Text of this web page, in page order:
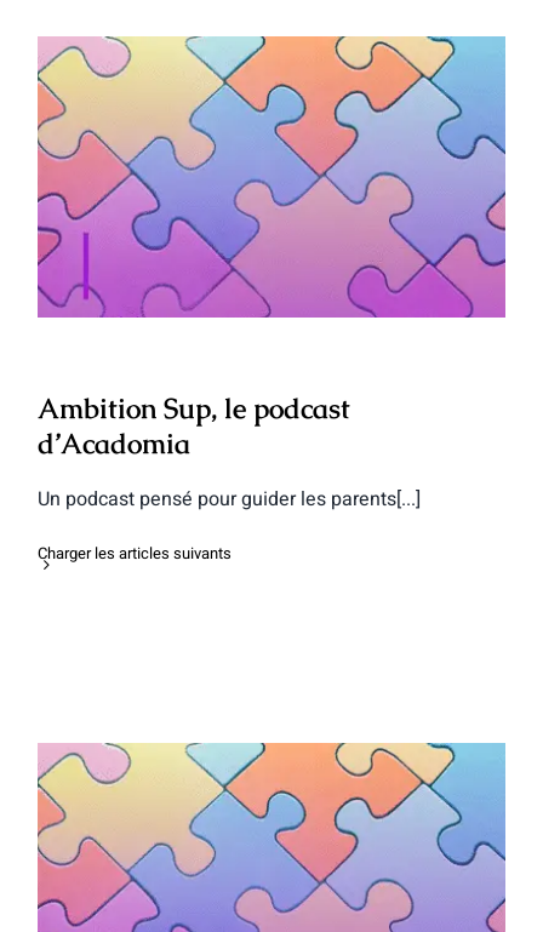
Ambition Sup, le podcast d’Acadomia
Ambition Sup, le podcast
d’Acadomia
Un podcast pensé pour guider les parents[...]
Charger les articles suivants
Présentation du podcast RÉUSSIR SON
ORIENTATION